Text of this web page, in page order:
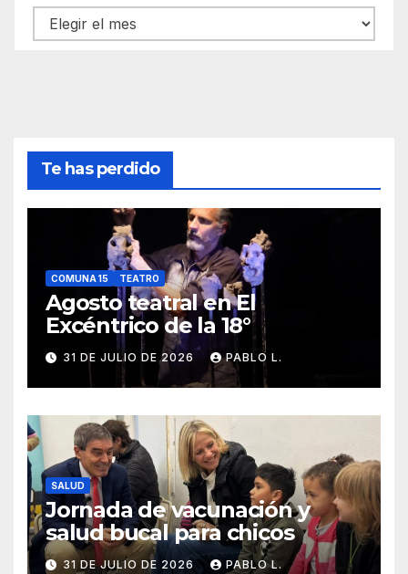
Archivos
Te has perdido
COMUNA 15 TEATRO
Agosto teatral en El
Excéntrico de la 18°
31 DE JULIO DE 2026 PABLO L.
SALUD
Jornada de vacunación y
salud bucal para chicos
31 DE JULIO DE 2026 PABLO L.